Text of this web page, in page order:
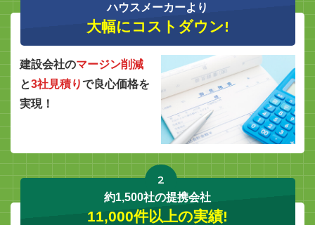
ハウスメーカーより
大幅にコストダウン!
建設会社のマージン削減
と3社見積りで良心価格を
実現！
2
約1,500社の提携会社
11,000件以上の実績!